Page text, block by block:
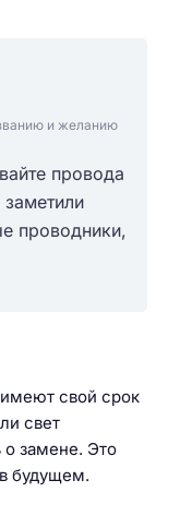
и желанию
провода
проводники,
свой срок
свет
о замене. Это
будущем.